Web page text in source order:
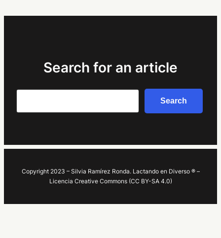
Search for an article
Search
Copyright 2023 – Silvia Ramírez Ronda. Lactando en Diverso ® –
Licencia Creative Commons (CC BY-SA 4.0)